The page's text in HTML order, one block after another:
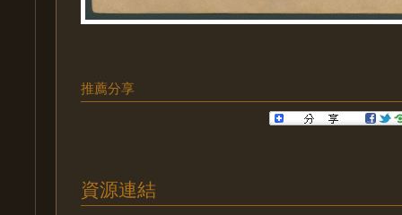
推薦分享
資源連結